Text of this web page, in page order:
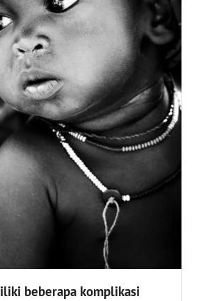
beberapa komplikasi